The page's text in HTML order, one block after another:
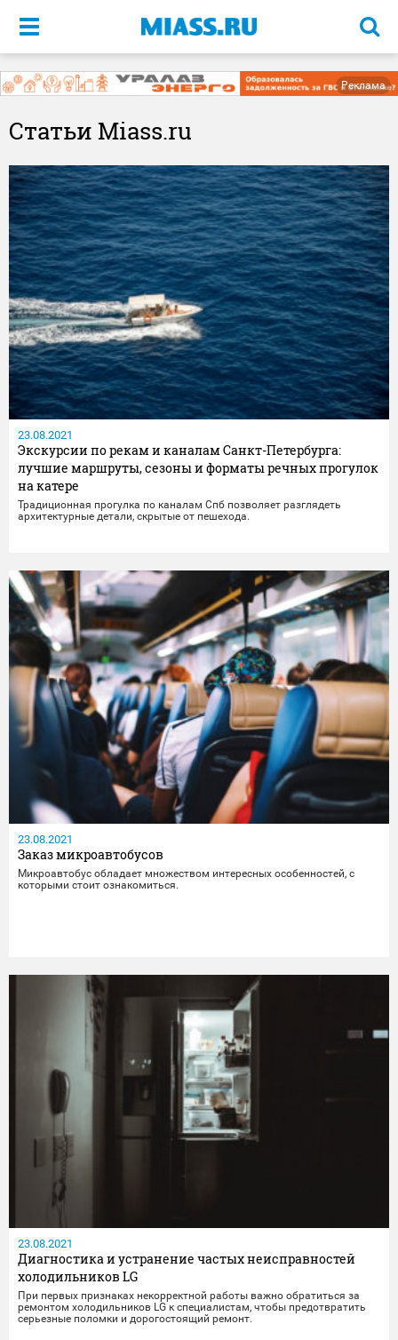
Меню
Реклама
Статьи Miass.ru
23.08.2021
Экскурсии по рекам и каналам Санкт-Петербурга:
лучшие маршруты, сезоны и форматы речных прогулок
на катере
Традиционная прогулка по каналам Спб позволяет разглядеть
архитектурные детали, скрытые от пешехода.
23.08.2021
Заказ микроавтобусов
Микроавтобус обладает множеством интересных особенностей, с
которыми стоит ознакомиться.
23.08.2021
Диагностика и устранение частых неисправностей
холодильников LG
При первых признаках некорректной работы важно обратиться за
ремонтом холодильников LG к специалистам, чтобы предотвратить
серьезные поломки и дорогостоящий ремонт.